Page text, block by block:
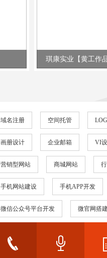
琪康实业【黄工作品
域名注册 空间托管
画册设计 企业邮箱 VI
营销型网站 商城网站
手机网站建设 手机APP开发
微信公众号平台开发 微官网搭